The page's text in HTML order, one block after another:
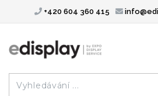
+420 604 360 415